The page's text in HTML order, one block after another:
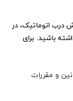
درب اتوماتیک، در
باشید. برای
و مقررات